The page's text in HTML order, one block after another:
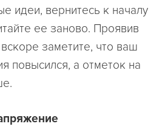
идеи, вернитесь к началу
ее заново. Проявив
заметите, что ваш
повысился, а отметок на